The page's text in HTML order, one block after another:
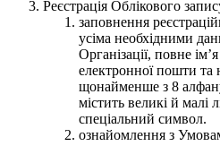
Реєстрація Облікового
заповнення
усіма необхідними
Організації, повне
електронної пошти та
щонайменше з 8
містить великі й малі
спеціальний символ.
ознайомлення з